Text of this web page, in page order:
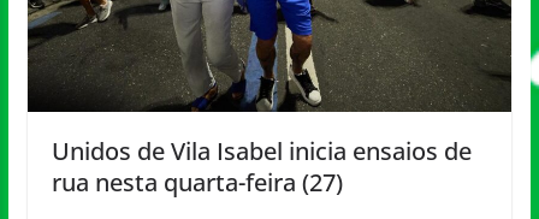
Unidos de Vila Isabel inicia ensaios de
rua nesta quarta-feira (27)